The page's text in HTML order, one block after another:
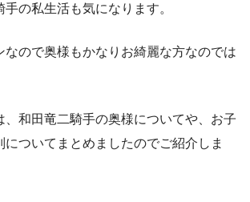
の私生活も気になります。
なので奥様もかなりお綺麗な方なのでは
、和田竜二騎手の奥様についてや、お子
についてまとめましたのでご紹介しま